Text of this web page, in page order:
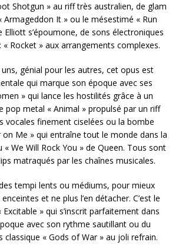
Shotgun » au riff très australien, de glam
Armageddon It » ou le mésestimé « Run
Elliott s’époumone, de sons électroniques
Rocket » aux arrangements complexes.
génial pour les autres, cet opus est
qui marque son époque avec ses
» qui lance les hostilités grâce à un
pop metal « Animal » propulsé par un riff
vocales finement ciselées ou la bombe
on Me » qui entraîne tout le monde dans la
We Will Rock You » de Queen. Tous sont
matraqués par les chaînes musicales.
tempi lents ou médiums, pour mieux
et ne plus l’en détacher. C’est le
» qui s’inscrit parfaitement dans
avec son rythme sautillant ou du
classique « Gods of War » au joli refrain.